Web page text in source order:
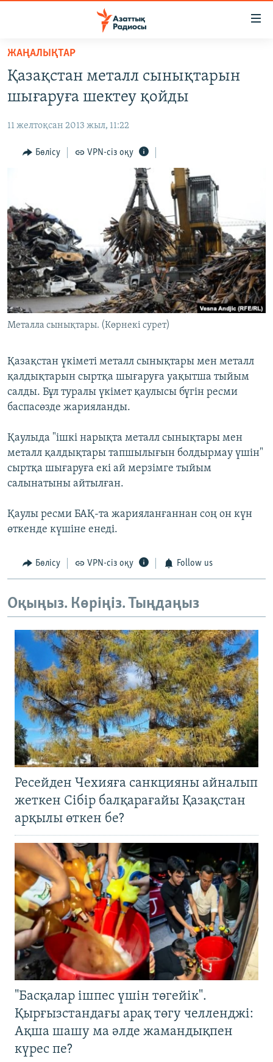
Skip
main
content
to
Navigation
Search
САЯСАТ
AZATTYQTV
ҚАҢТАР ОҚИҒАСЫ
АДАМ ҚҰҚЫҚТАРЫ
АРНАЙЫ ЖОБАЛАР
Русский
ЖАЗЫЛЫҢЫЗ
ЖАҢАЛЫҚТАР
Қазақстан металл сынықтарын
шығаруға шектеу қойды
11 желтоқсан 2013 жыл, 11:22
Бөлісу VPN-сіз оқу
Металла сынықтары. (Көрнекі сурет)
Қазақстан үкіметі металл сынықтары мен металл
қалдықтарын сыртқа шығаруға уақытша тыйым
салды. Бұл туралы үкімет қаулысы бүгін ресми
баспасөзде жарияланды.
Қаулыда "ішкі нарықта металл сынықтары мен
металл қалдықтары тапшылығын болдырмау үшін"
сыртқа шығаруға екі ай мерзімге тыйым
салынатыны айтылған.
Қаулы ресми БАҚ-та жарияланғаннан соң он күн
өткенде күшіне енеді.
Бөлісу VPN-сіз оқу Follow us
Оқыңыз. Көріңіз. Тыңдаңыз
Ресейден Чехияға санкцияны айналып
жеткен Сібір балқарағайы Қазақстан
арқылы өткен бе?
"Басқалар ішпес үшін төгейік".
Қырғызстандағы арақ төгу челленджі:
Ақша шашу ма әлде жамандықпен
күрес пе?